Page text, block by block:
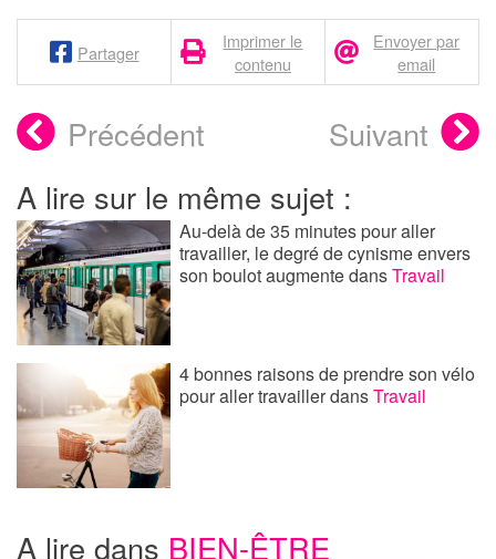
Partager
Imprimer le
contenu
Envoyer par
email
Précédent
Suivant
A lire sur le même sujet :
Au-delà de 35 minutes pour aller
travailler, le degré de cynisme envers
son boulot augmentedansTravail
4 bonnes raisons de prendre son vélo
pour aller travaillerdansTravail
A lire dans BIEN-ÊTRE